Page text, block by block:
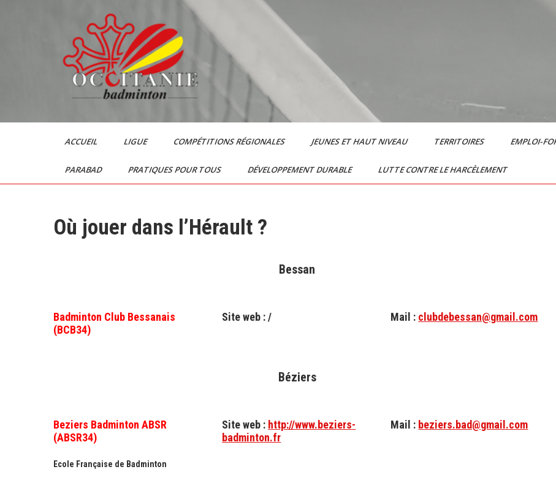
Le Badminton en
Occitanie
ACCUEIL LIGUE COMPÉTITIONS RÉGIONALES JEUNES ET HAUT NIVEAU TERRITOIRES EMPLOI-
PARABAD PRATIQUES POUR TOUS DÉVELOPPEMENT DURABLE LUTTE CONTRE LE HARCÈLEMENT
Où jouer dans l’Hérault ?
Bessan
Badminton Club Bessanais
(BCB34)
Site web : / Mail : clubdebessan@gmail.com
Béziers
Beziers Badminton ABSR
(ABSR34)
Ecole Française de Badminton
Site web : http://www.beziers-
badminton.fr
Mail : beziers.bad@gmail.com